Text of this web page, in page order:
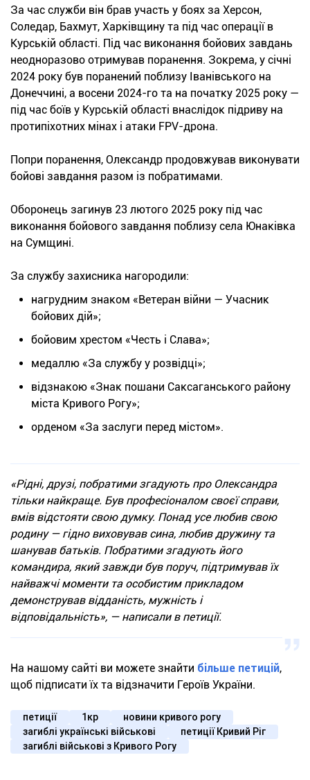
За час служби він брав участь у боях за Херсон,
Соледар, Бахмут, Харківщину та під час операції в
Курській області. Під час виконання бойових завдань
неодноразово отримував поранення. Зокрема, у січні
2024 року був поранений поблизу Іванівського на
Донеччині, а восени 2024-го та на початку 2025 року —
під час боїв у Курській області внаслідок підриву на
протипіхотних мінах і атаки FPV-дрона.
Попри поранення, Олександр продовжував виконувати
бойові завдання разом із побратимами.
Оборонець загинув 23 лютого 2025 року під час
виконання бойового завдання поблизу села Юнаківка
на Сумщині.
За службу захисника нагородили:
нагрудним знаком «Ветеран війни — Учасник
бойових дій»;
бойовим хрестом «Честь і Слава»;
медаллю «За службу у розвідці»;
відзнакою «Знак пошани Саксаганського району
міста Кривого Рогу»;
орденом «За заслуги перед містом».
«Рідні, друзі, побратими згадують про Олександра
тільки найкраще. Був професіоналом своєї справи,
вмів відстояти свою думку. Понад усе любив свою
родину — гідно виховував сина, любив дружину та
шанував батьків. Побратими згадують його
командира, який завжди був поруч, підтримував їх
найважчі моменти та особистим прикладом
демонстрував відданість, мужність і
відповідальність», — написали в петиції.
На нашому сайті ви можете знайти більше петицій,
щоб підписати їх та відзначити Героїв України.
петиції 1кр
новини кривого рогу
загиблі українські військові
петиції Кривий Ріг
загиблі військові з Кривого Рогу